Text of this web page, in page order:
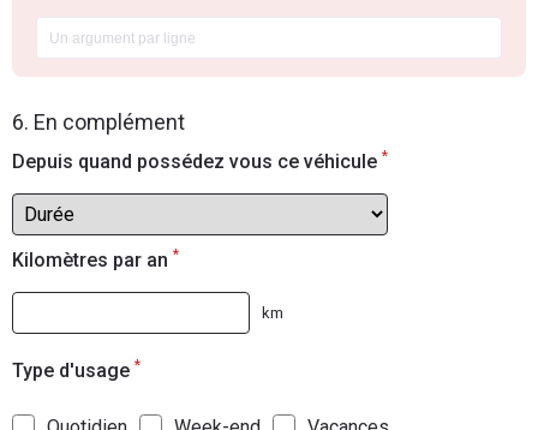
6. En complément
Depuis quand possédez vous ce véhicule *
Kilomètres par an *
km
Type d'usage *